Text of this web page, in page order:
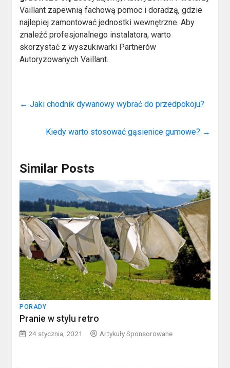
Vaillant zapewnią fachową pomoc i doradzą, gdzie
najlepiej zamontować jednostki wewnętrzne. Aby
znaleźć profesjonalnego instalatora, warto
skorzystać z wyszukiwarki Partnerów
Autoryzowanych Vaillant.
← Jaki chodnik dywanowy wybrać do przedpokoju?
Kiedy warto stosować gąsienice gumowe? →
Similar Posts
PORADY
Pranie w stylu retro
24 stycznia, 2021 Artykuły Sponsorowane